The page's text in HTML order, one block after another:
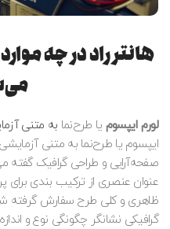
هانتر راد در چه
لورم ایپسوم یا طرح‌نما به متنی
ایپسوم یا طرح‌نما به متنی
صفحه‌آرایی و طراحی گرافیک گفته
عنوان عنصری از ترکیب بندی برای
ظاهری و کلی طرح سفارش گرفته
گرافیکی نشانگر چگونگی نوع و